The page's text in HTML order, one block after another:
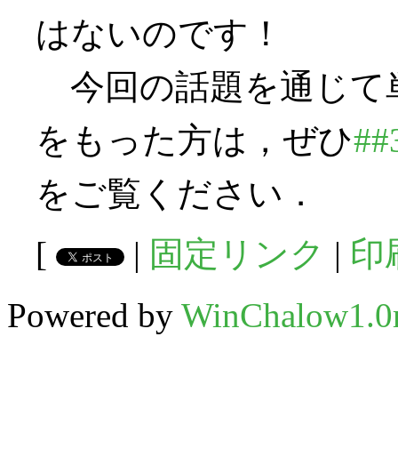
はないのです！
今回の話題を通じて
をもった方は，ぜひ
をご覧ください．
[
| 固定リンク | 印
Powered by